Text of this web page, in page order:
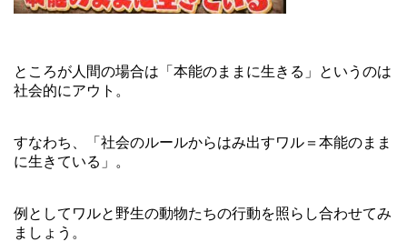
ところが人間の場合は「本能のままに生きる」というのは
社会的にアウト。
すなわち、「社会のルールからはみ出すワル＝本能のまま
に生きている」。
例としてワルと野生の動物たちの行動を照らし合わせてみ
ましょう。